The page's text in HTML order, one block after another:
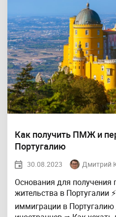
Как получить ПМЖ и
Португалию
30.08.2023 Дмитрий
Основания для получения
жительства в Португалии
иммиграции в Португалию